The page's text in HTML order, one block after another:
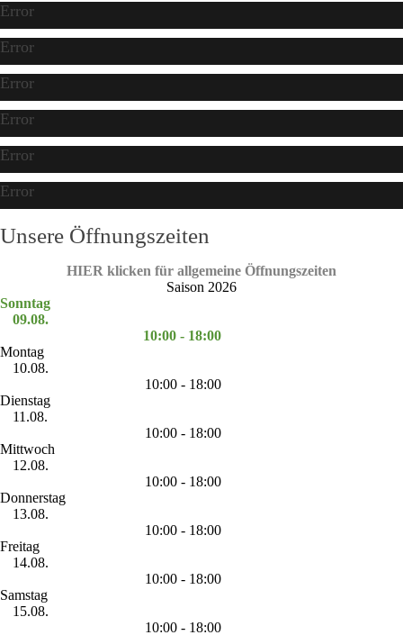
Error
Error
Error
Error
Error
Error
Unsere Öffnungszeiten
HIER klicken für allgemeine Öffnungszeiten
Saison 2026
Sonntag
09.08.
10:00 - 18:00
Montag
10.08.
10:00 - 18:00
Dienstag
11.08.
10:00 - 18:00
Mittwoch
12.08.
10:00 - 18:00
Donnerstag
13.08.
10:00 - 18:00
Freitag
14.08.
10:00 - 18:00
Samstag
15.08.
10:00 - 18:00